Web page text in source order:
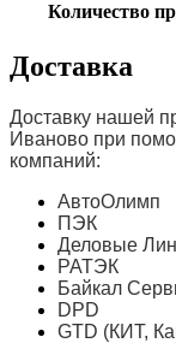
Количество
Доставка
Доставку нашей
Иваново при
компаний:
АвтоОлимп
ПЭК
Деловые
РАТЭК
Байкал
DPD
GTD (КИТ,